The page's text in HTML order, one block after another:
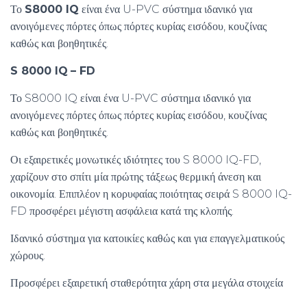
Το S8000 IQ είναι ένα U-PVC σύστημα ιδανικό για
ανοιγόμενες πόρτες όπως πόρτες κυρίας εισόδου, κουζίνας
καθώς και βοηθητικές.
S 8000 IQ – FD
Το S8000 IQ είναι ένα U-PVC σύστημα ιδανικό για
ανοιγόμενες πόρτες όπως πόρτες κυρίας εισόδου, κουζίνας
καθώς και βοηθητικές.
Οι εξαιρετικές μονωτικές ιδιότητες του S 8000 IQ-FD,
χαρίζουν στο σπίτι μία πρώτης τάξεως θερμική άνεση και
οικονομία. Επιπλέον η κορυφαίας ποιότητας σειρά S 8000 IQ-
FD προσφέρει μέγιστη ασφάλεια κατά της κλοπής.
Ιδανικό σύστημα για κατοικίες καθώς και για επαγγελματικούς
χώρους.
Προσφέρει εξαιρετική σταθερότητα χάρη στα μεγάλα στοιχεία